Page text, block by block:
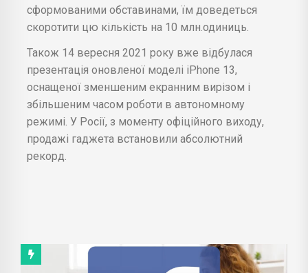
сформованими обставинами, їм доведеться
скоротити цю кількість на 10 млн.одиниць.
Також 14 вересня 2021 року вже відбулася
презентація оновленої моделі iPhone 13,
оснащеної зменшеним екранним вирізом і
збільшеним часом роботи в автономному
режимі. У Росії, з моменту офіційного виходу,
продажі гаджета встановили абсолютний
рекорд.